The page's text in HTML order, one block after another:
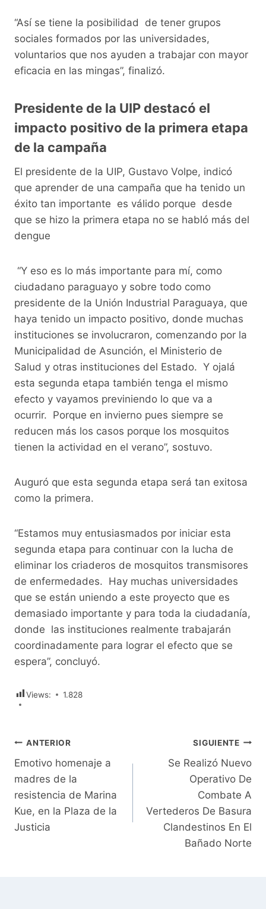
“Así se tiene la posibilidad de tener grupos
sociales formados por las universidades,
voluntarios que nos ayuden a trabajar con mayor
eficacia en las mingas”, finalizó.
Presidente de la UIP destacó el
impacto positivo de la primera etapa
de la campaña
El presidente de la UIP, Gustavo Volpe, indicó
que aprender de una campaña que ha tenido un
éxito tan importante es válido porque desde
que se hizo la primera etapa no se habló más del
dengue
“Y eso es lo más importante para mí, como
ciudadano paraguayo y sobre todo como
presidente de la Unión Industrial Paraguaya, que
haya tenido un impacto positivo, donde muchas
instituciones se involucraron, comenzando por la
Municipalidad de Asunción, el Ministerio de
Salud y otras instituciones del Estado. Y ojalá
esta segunda etapa también tenga el mismo
efecto y vayamos previniendo lo que va a
ocurrir. Porque en invierno pues siempre se
reducen más los casos porque los mosquitos
tienen la actividad en el verano”, sostuvo.
Auguró que esta segunda etapa será tan exitosa
como la primera.
“Estamos muy entusiasmados por iniciar esta
segunda etapa para continuar con la lucha de
eliminar los criaderos de mosquitos transmisores
de enfermedades. Hay muchas universidades
que se están uniendo a este proyecto que es
demasiado importante y para toda la ciudadanía,
donde las instituciones realmente trabajarán
coordinadamente para lograr el efecto que se
espera”, concluyó.
Views: 1.828
Navegación
de
entradas
ANTERIOR
Emotivo homenaje a
madres de la
resistencia de Marina
Kue, en la Plaza de la
Justicia
SIGUIENTE
Se Realizó Nuevo
Operativo De
Combate A
Vertederos De Basura
Clandestinos En El
Bañado Norte